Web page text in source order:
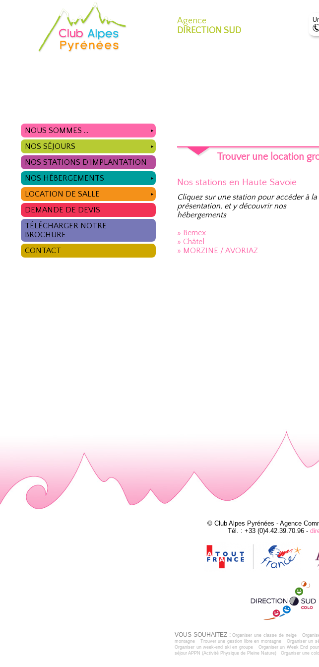
Agence
DIRECTION SUD
NOUS SOMMES ... ►
NOS SÉJOURS ►
NOS STATIONS D'IMPLANTATION
NOS HÉBERGEMENTS
►
LOCATION DE SALLE ►
DEMANDE DE DEVIS
TÉLÉCHARGER NOTRE
BROCHURE
CONTACT
Trouver une location
Nos stations en Haute Savoie
Cliquez sur une station pour accéder à la
présentation, et y découvrir nos
hébergements
» Bernex
» Châtel
» MORZINE / AVORIAZ
© Club Alpes Pyrénées - Agence
Tél. : +33 (0)4.42.39.70.96 -
VOUS SOUHAITEZ :Organiser une classe de neige
montagne
Trouver une gestion libre en montagne Organiser un
Organiser un week-end ski en groupe
Organiser un Week End
séjour APPN (Activité Physique de Pleine Nature)
Organiser une